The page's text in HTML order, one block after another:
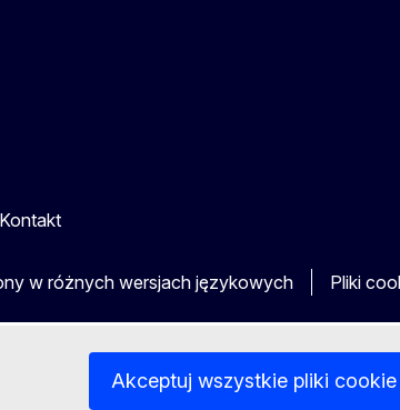
Akceptuj wszystkie pliki cookie
Kontakt
w różnych wersjach językowych
Pliki